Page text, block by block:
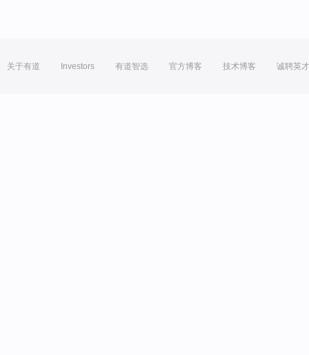
关于有道 Investors 有道智选 官方博客 技术博客 诚聘英才